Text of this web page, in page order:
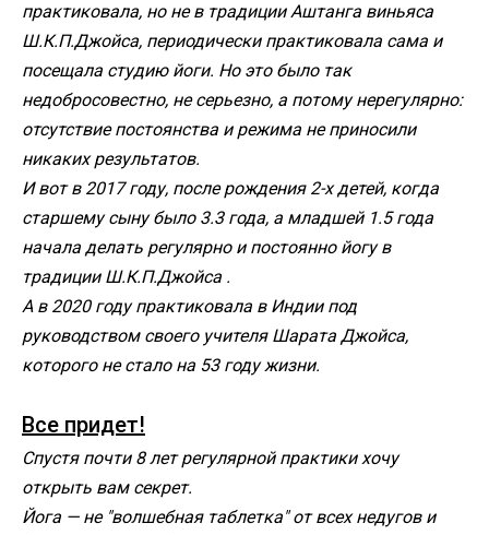
практиковала, но не в традиции Аштанга виньяса
Ш.К.П.Джойса, периодически практиковала сама и
посещала студию йоги. Но это было так
недобросовестно, не серьезно, а потому нерегулярно:
отсутствие постоянства и режима не приносили
никаких результатов.
И вот в 2017 году, после рождения 2-х детей, когда
старшему сыну было 3.3 года, а младшей 1.5 года
начала делать регулярно и постоянно йогу в
традиции Ш.К.П.Джойса .
А в 2020 году практиковала в Индии под
руководством своего учителя Шарата Джойса,
которого не стало на 53 году жизни.
Все придет!
Спустя почти 8 лет регулярной практики хочу
открыть вам секрет.
Йога — не "волшебная таблетка" от всех недугов и